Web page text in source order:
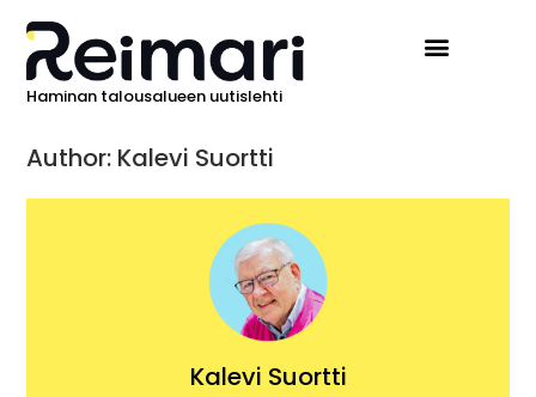
Haminan talousalueen uutislehti
Author: Kalevi Suortti
Kalevi Suortti